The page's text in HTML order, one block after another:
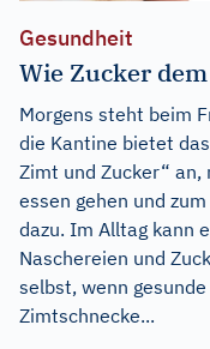
Gesundheit
Wie Zucker
Morgens steht beim
die Kantine bietet
Zimt und Zucker“
essen gehen und
dazu. Im Alltag kann
Naschereien und
selbst, wenn
Zimtschnecke...